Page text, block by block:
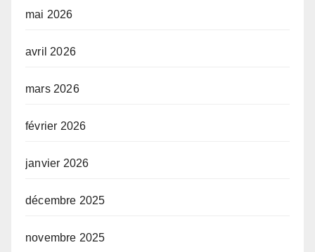
mai 2026
avril 2026
mars 2026
février 2026
janvier 2026
décembre 2025
novembre 2025